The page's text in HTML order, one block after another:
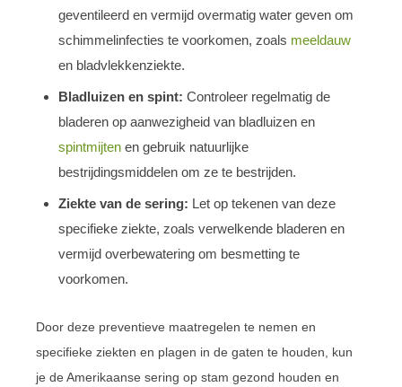
geventileerd en vermijd overmatig water geven om
schimmelinfecties te voorkomen, zoals meeldauw
en bladvlekkenziekte.
Bladluizen en spint: Controleer regelmatig de
bladeren op aanwezigheid van bladluizen en
spintmijten en gebruik natuurlijke
bestrijdingsmiddelen om ze te bestrijden.
Ziekte van de sering: Let op tekenen van deze
specifieke ziekte, zoals verwelkende bladeren en
vermijd overbewatering om besmetting te
voorkomen.
Door deze preventieve maatregelen te nemen en
specifieke ziekten en plagen in de gaten te houden, kun
je de Amerikaanse sering op stam gezond houden en